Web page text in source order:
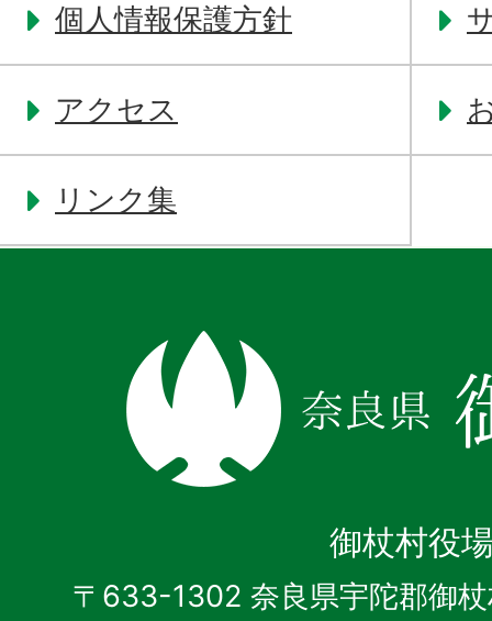
個人情報保護方針
アクセス
リンク集
奈
良
県
御杖村役
〒633-1302 奈良県宇陀郡御